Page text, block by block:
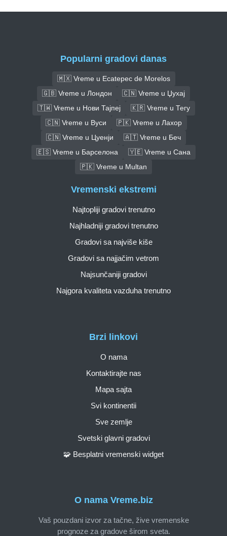
Popularni gradovi danas
🇲🇽 Vreme u Ecatepec de Morelos
🇬🇧 Vreme u Лондон
🇨🇳 Vreme u Џухај
🇹🇼 Vreme u Нови Тајпеј
🇰🇷 Vreme u Тегу
🇨🇳 Vreme u Вуси
🇵🇰 Vreme u Лахор
🇨🇳 Vreme u Цуенји
🇦🇹 Vreme u Беч
🇪🇸 Vreme u Барселона
🇾🇪 Vreme u Сана
🇵🇰 Vreme u Multan
O nama Vreme.biz
Vaš pouzdani izvor za tačne, žive vremenske
prognoze za gradove širom sveta.
Brzi linkovi
O nama
Kontaktirajte nas
Mapa sajta
Svi kontinentii
Sve zemlje
Svetski glavni gradovi
🧩 Besplatni vremenski widget
Vremenski ekstremi
Najtopliji gradovi trenutno
Najhladniji gradovi trenutno
Gradovi sa najviše kiše
Gradovi sa najjačim vetrom
Najsunčaniji gradovi
Najgora kvaliteta vazduha trenutno